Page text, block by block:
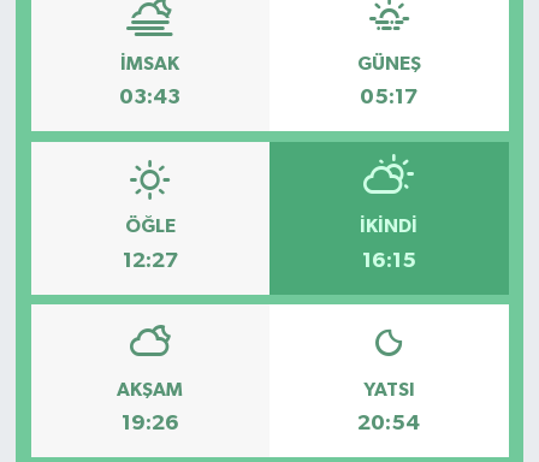
İMSAK
03:43
GÜNEŞ
05:17
ÖĞLE
12:27
İKINDI
16:15
AKŞAM
19:26
YATSI
20:54